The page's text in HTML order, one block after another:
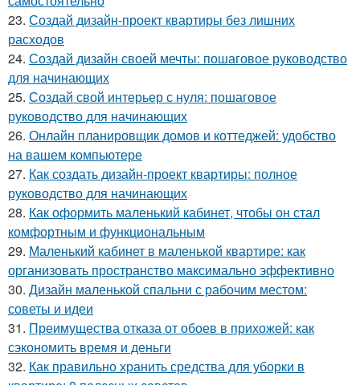
23. Создай дизайн-проект квартиры без лишних
расходов
24. Создай дизайн своей мечты: пошаговое руководство
для начинающих
25. Создай свой интерьер с нуля: пошаговое
руководство для начинающих
26. Онлайн планировщик домов и коттеджей: удобство
на вашем компьютере
27. Как создать дизайн-проект квартиры: полное
руководство для начинающих
28. Как оформить маленький кабинет, чтобы он стал
комфортным и функциональным
29. Маленький кабинет в маленькой квартире: как
организовать пространство максимально эффективно
30. Дизайн маленькой спальни с рабочим местом:
советы и идеи
31. Преимущества отказа от обоев в прихожей: как
сэкономить время и деньги
32. Как правильно хранить средства для уборки в